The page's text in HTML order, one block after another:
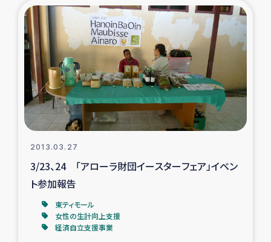
2013.03.27
3/23、24 「アローラ財団イースターフェア」イベン
ト参加報告
東ティモール
女性の生計向上支援
経済自立支援事業